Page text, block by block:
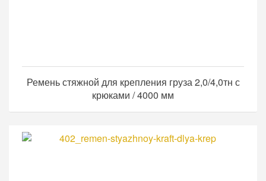
Ремень стяжной для крепления груза 2,0/4,0тн с
крюками / 4000 мм